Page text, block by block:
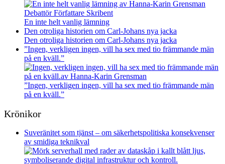
En inte helt vanlig lämning
Den otroliga historien om Carl-Johans nya jacka
Den otroliga historien om Carl-Johans nya jacka
”Ingen, verkligen ingen, vill ha sex med tio främmande män
på en kväll.”
”Ingen, verkligen ingen, vill ha sex med tio främmande män
på en kväll.”
Krönikor
Suveränitet som tjänst – om säkerhetspolitiska konsekvenser
av smidiga teknikval